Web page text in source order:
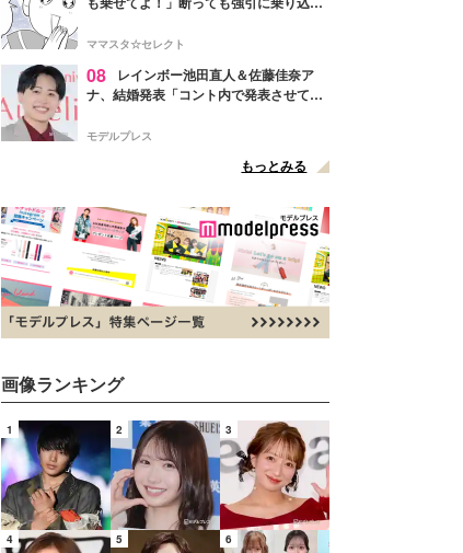
ママスタ☆セレクト
08
レインボー池田直人＆佐藤佳奈ア
ナ、結婚発表「コント内で発表させてい
点変更のため
モデルプレス
もっとみる
画像ランキング
1 2 3
4 5 6